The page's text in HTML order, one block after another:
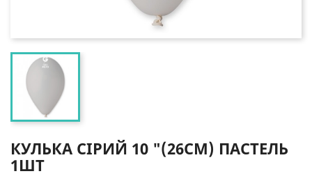
КУЛЬКА СІРИЙ 10 "(26СМ) ПАСТЕЛЬ
1ШТ